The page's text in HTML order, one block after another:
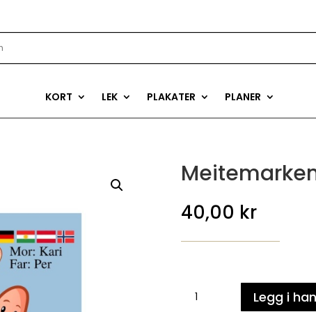
KORT LEK PLAKATER PLANER
40,00 kr
Meitemarken
Legg i